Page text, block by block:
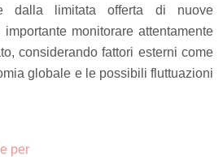
dalla limitata offerta di nuove
monitorare attentamente
considerando fattori esterni come
globale e le possibili fluttuazioni
per